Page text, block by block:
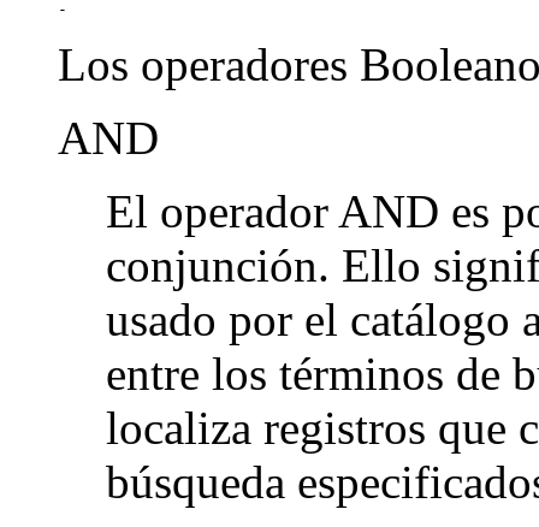
-
Los operadores
AND
El operador AND es
conjunción. Ello
usado por el catálogo
entre los términos de
localiza registros que
búsqueda